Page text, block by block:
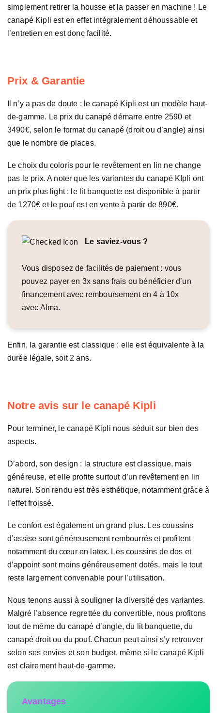
simplement retirer la housse et la passer en machine ! Le
canapé Kipli est en effet intégralement déhoussable et
l’entretien en est donc facilité.
Prix & Garantie
Il n’y a pas de doute : le canapé Kipli est un modèle haut-
de-gamme. Le prix du canapé démarre entre 2590 et
3490€, selon le format du canapé (droit ou d’angle) ainsi
que le nombre de places.
Le choix du coloris pour le revêtement en lin ne change
pas le prix. A noter que les variantes du canapé KIpli ont
un prix plus light : le lit banquette est disponible à partir
de 1270€ et le pouf est en vente à partir de 890€.
Le saviez-vous ?
Vous disposez de facilités de paiement : vous
pouvez payer en 3x sans frais ou bénéficier d’un
financement avec remboursement en 4 à 10x
avec Alma.
Enfin, la garantie est classique : elle est équivalente à la
durée légale, soit 2 ans.
Notre avis sur le canapé Kipli
Pour terminer, le canapé Kipli nous séduit sur bien des
aspects.
D’abord, son design : la structure est classique, mais
généreuse, et elle profite surtout d’un revêtement en lin
naturel. Son rendu est très esthétique, notamment grâce à
l’effet froissé.
Le confort est également un grand plus. Les coussins
d’assise sont généreusement rembourrés et profitent
notamment du cœur en latex. Les coussins de dos et
d’appoint sont moins généreusement dotés, mais le tout
reste largement convenable pour l’utilisation.
Nous tenons aussi à souligner la diversité des variantes.
Malgré l’absence regrettée du convertible, nous profitons
tout de même du canapé d’angle, du lit banquette, du
canapé droit ou du pouf. Chacun peut ainsi s’y retrouver
selon ses envies et son budget, même si le canapé Kipli
est clairement haut-de-gamme.
Avantages